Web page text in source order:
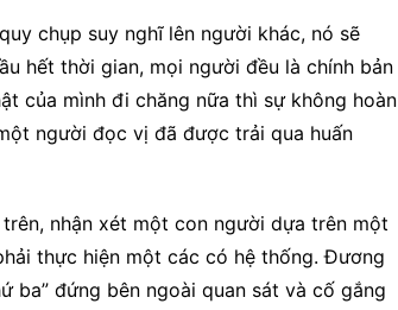
chụp suy nghĩ lên người khác, nó sẽ
hết thời gian, mọi người đều là chính bản
của mình đi chăng nữa thì sự không hoàn
người đọc vị đã được trải qua huấn
nhận xét một con người dựa trên một
thực hiện một các có hệ thống. Đương
ba” đứng bên ngoài quan sát và cố gắng